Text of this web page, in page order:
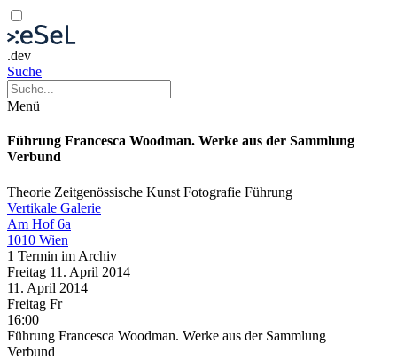
.dev
Suche
Menü
Führung Francesca Woodman. Werke aus der Sammlung
Verbund
Theorie Zeitgenössische Kunst Fotografie Führung
Vertikale Galerie
Am Hof 6a
1010 Wien
1 Termin im Archiv
Freitag 11. April 2014
11. April 2014
Freitag Fr
16:00
Führung Francesca Woodman. Werke aus der Sammlung
Verbund